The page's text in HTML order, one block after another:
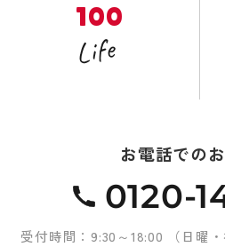
100
Life
お電話での
0120-
受付時間：9:30～18:00 （日曜